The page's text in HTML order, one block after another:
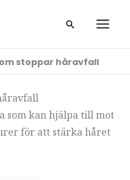
Sök
stoppar håravfall
som kan hjälpa till mot
för att stärka håret